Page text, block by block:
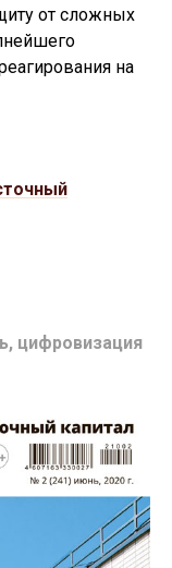
от сложных
на
, цифровизация